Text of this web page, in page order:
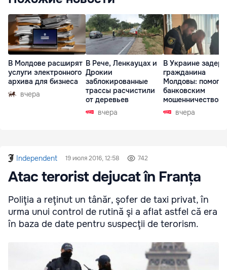
В Молдове расширят
услуги электронного
архива для бизнеса
вчера
В Рече, Ленкауцах и
Дрокии
заблокированные
трассы расчистили
от деревьев
вчера
В Украине
гражданина
Молдовы:
банковским
мошенничеством
Чехиивчера
Independent 19 июля 2016, 12:58 742
Atac terorist dejucat în Franța
Poliţia a reţinut un tânăr, şofer de taxi privat, în
urma unui control de rutină şi a aflat astfel că era
în baza de date pentru suspecţii de terorism.